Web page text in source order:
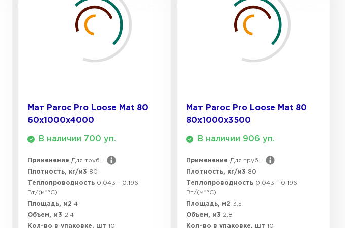
Мат Paroc Pro Loose Mat 80
60х1000х4000
В наличии 700 уп.
Применение Для труб...
Плотность, кг/м3 80
Теплопроводность 0.043 - 0.196
Вт/(м*°C)
Площадь, м2 4
Объем, м3 2,4
Кол-во в упаковке, шт 10
Мат Paroc Pro Loose Mat 80
80х1000х3500
В наличии 906 уп.
Применение Для труб...
Плотность, кг/м3 80
Теплопроводность 0.043 - 0.196
Вт/(м*°C)
Площадь, м2 3,5
Объем, м3 2,8
Кол-во в упаковке, шт 10
ПЕРЕЙТИ
Утеплитель Isoroc
Утеплитель Paroc
ПЕРЕЙТИ
Утеплитель Rockwool